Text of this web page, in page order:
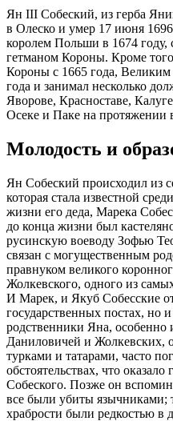
Ян III Собеский, из герба
в Олеско и умер 17 июня
королем Польши в 1674
гетманом Короны. Кроме
Короны с 1665 года,
года и занимал несколько
Яворове, Красноставе,
Осеке и Паке на протяжении
Молодость и
Ян Собеский происходил из
которая стала известной
жизни его деда, Марека
до конца жизни был
русинскую воеводу Зофью
связан с могущественным
правнуком великого
Жолкевского, одного из
И Марек, и Якуб Собесские
государственных постах, но
родственники Яна, особенно
Даниловичей и Жолкевских,
турками и татарами, часто
обстоятельствах, что
Собеского. Позже он
все были убиты язычниками;
храбрости были редкостью в